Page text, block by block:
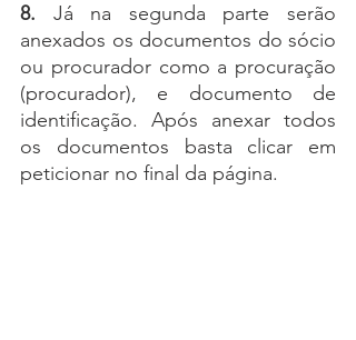
8. Já na segunda parte serão
anexados os documentos do sócio
ou procurador como a procuração
(procurador), e documento de
identificação. Após anexar todos
os documentos basta clicar em
peticionar no final da página.